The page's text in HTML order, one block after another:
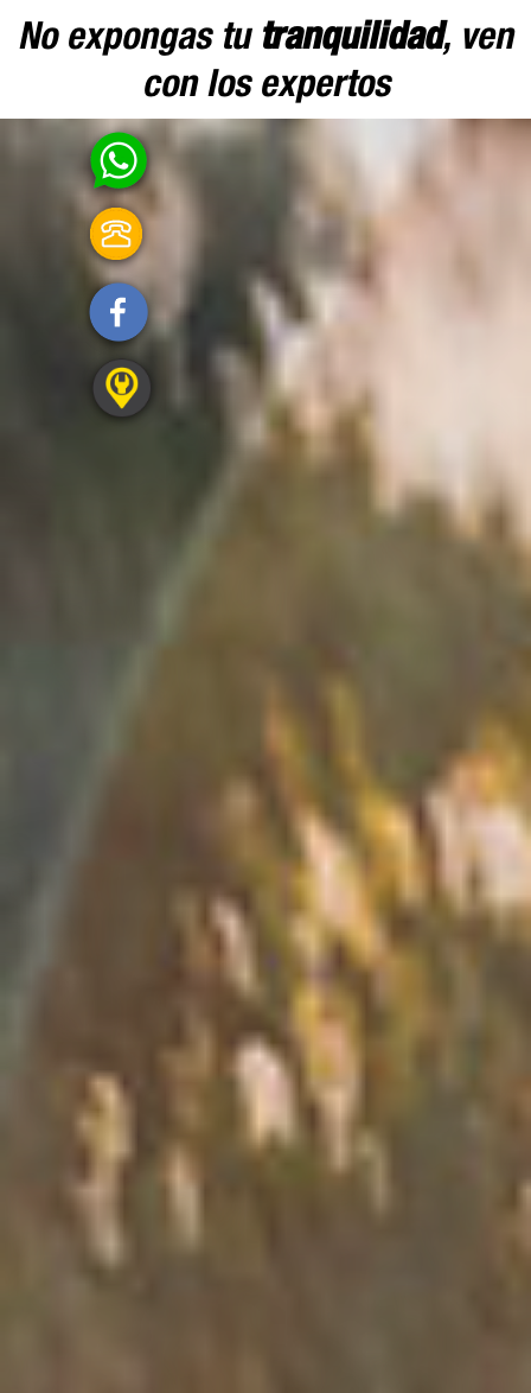
No expongas tu tranquilidad, ven
con los expertos